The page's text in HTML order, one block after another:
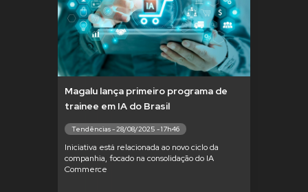
Magalu lança primeiro programa de
trainee em IA do Brasil
Tendências - 28/08/2025 - 17h46
Iniciativa está relacionada ao novo ciclo da
companhia, focado na consolidação do IA
Commerce